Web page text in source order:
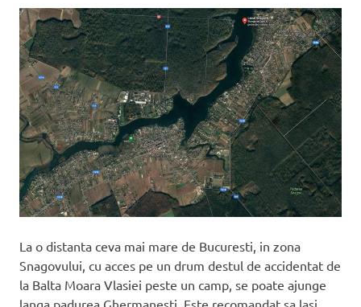
La o distanta ceva mai mare de Bucuresti, in zona
Snagovului, cu acces pe un drum destul de accidentat de
la Balta Moara Vlasiei peste un camp, se poate ajunge
langa padurea Ghermanesti. Este recomandat sa lasi